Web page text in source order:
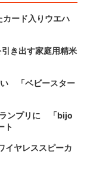
ード入りウエハ
き出す家庭用精米
い 「ベビースター
ランプリに 「bijo
ト
イヤレススピーカ